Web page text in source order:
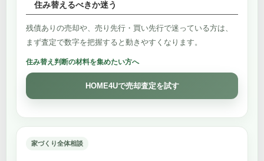
住み替えるべきか迷う
残債ありの売却や、売り先行・買い先行で迷っている方は、
まず査定で数字を把握すると動きやすくなります。
住み替え判断の材料を集めたい方へ
HOME4Uで売却査定を試す
家づくり全体相談